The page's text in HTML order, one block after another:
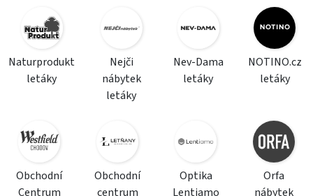
Naturprodukt
letáky
Nejči
nábytek
letáky
Nev-Dama
letáky
NOTINO.cz
letáky
Obchodní
Centrum
Obchodní
centrum
Optika
Lentiamo
Orfa
nábytek